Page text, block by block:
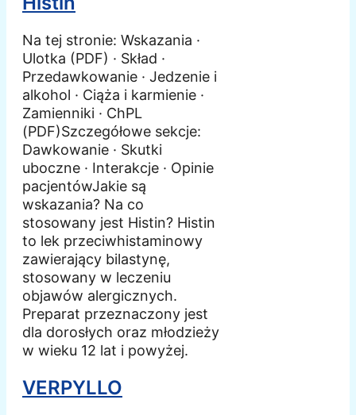
Na tej stronie: Wskazania ·
Ulotka (PDF) · Skład ·
Przedawkowanie · Jedzenie i
alkohol · Ciąża i karmienie ·
Zamienniki · ChPL
(PDF)Szczegółowe sekcje:
Dawkowanie · Skutki
uboczne · Interakcje · Opinie
pacjentówJakie są
wskazania? Na co
stosowany jest Histin? Histin
to lek przeciwhistaminowy
zawierający bilastynę,
stosowany w leczeniu
objawów alergicznych.
Preparat przeznaczony jest
dla dorosłych oraz młodzieży
w wieku 12 lat i powyżej.
VERPYLLO